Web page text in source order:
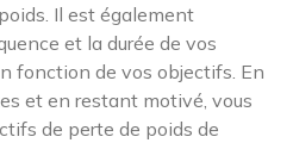
Il est également
et la durée de vos
fonction de vos objectifs. En
et en restant motivé, vous
de perte de poids de